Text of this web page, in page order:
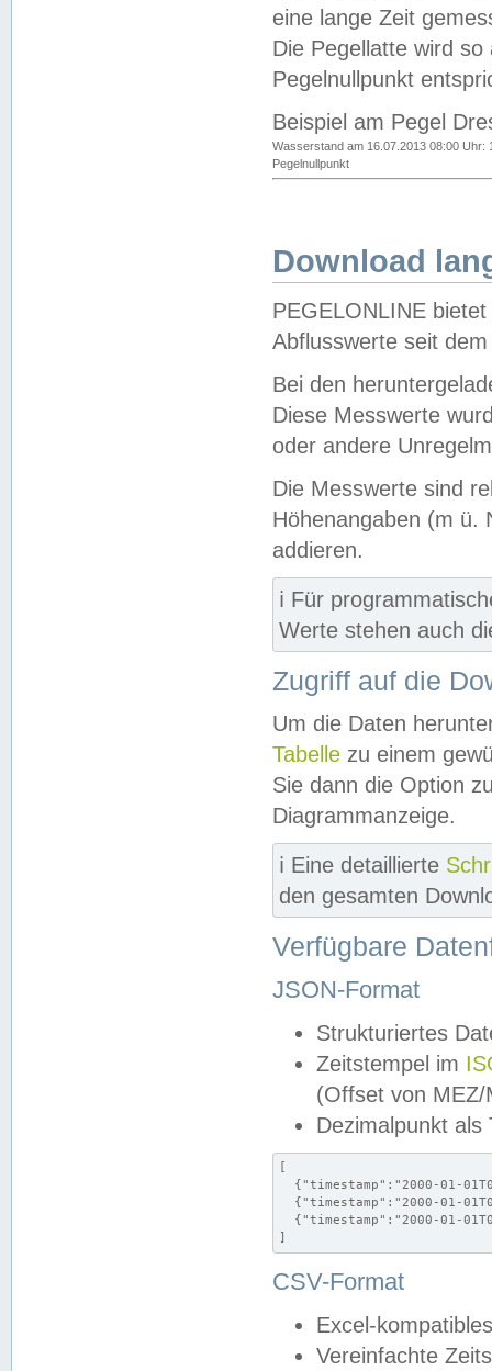
eine lange Zeit
Die Pegellatte wird
Pegelnullpunkt
Beispiel am Pegel
Wasserstand am 16.07.2013 08:00 Uhr:
Pegelnullpunkt
Download
PEGELONLINE
Abflusswerte seit
Bei den
Diese Messwerte
oder andere
Die Messwerte sind
Höhenangaben (m ü.
addieren.
ℹ️ Für
Werte stehen auch
Zugriff auf die
Um die Daten
Tabelle zu einem
Sie dann die Option
Diagrammanzeige.
ℹ️ Eine detaillierte
den gesamten
Verfügbare
JSON-Format
Strukturiertes
Zeitstempel im
(Offset von MEZ/
Dezimalpunkt als
[
{"timestamp":"2000-01-
{"timestamp":"2000-01-
{"timestamp":"2000-01-
]
CSV-Format
Excel-
Vereinfachte